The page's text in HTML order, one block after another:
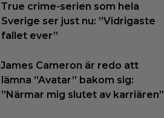
True crime-serien som hela
Sverige ser just nu: ”Vidrigaste
fallet ever”
James Cameron är redo att
lämna ”Avatar” bakom sig:
”Närmar mig slutet av karriären”